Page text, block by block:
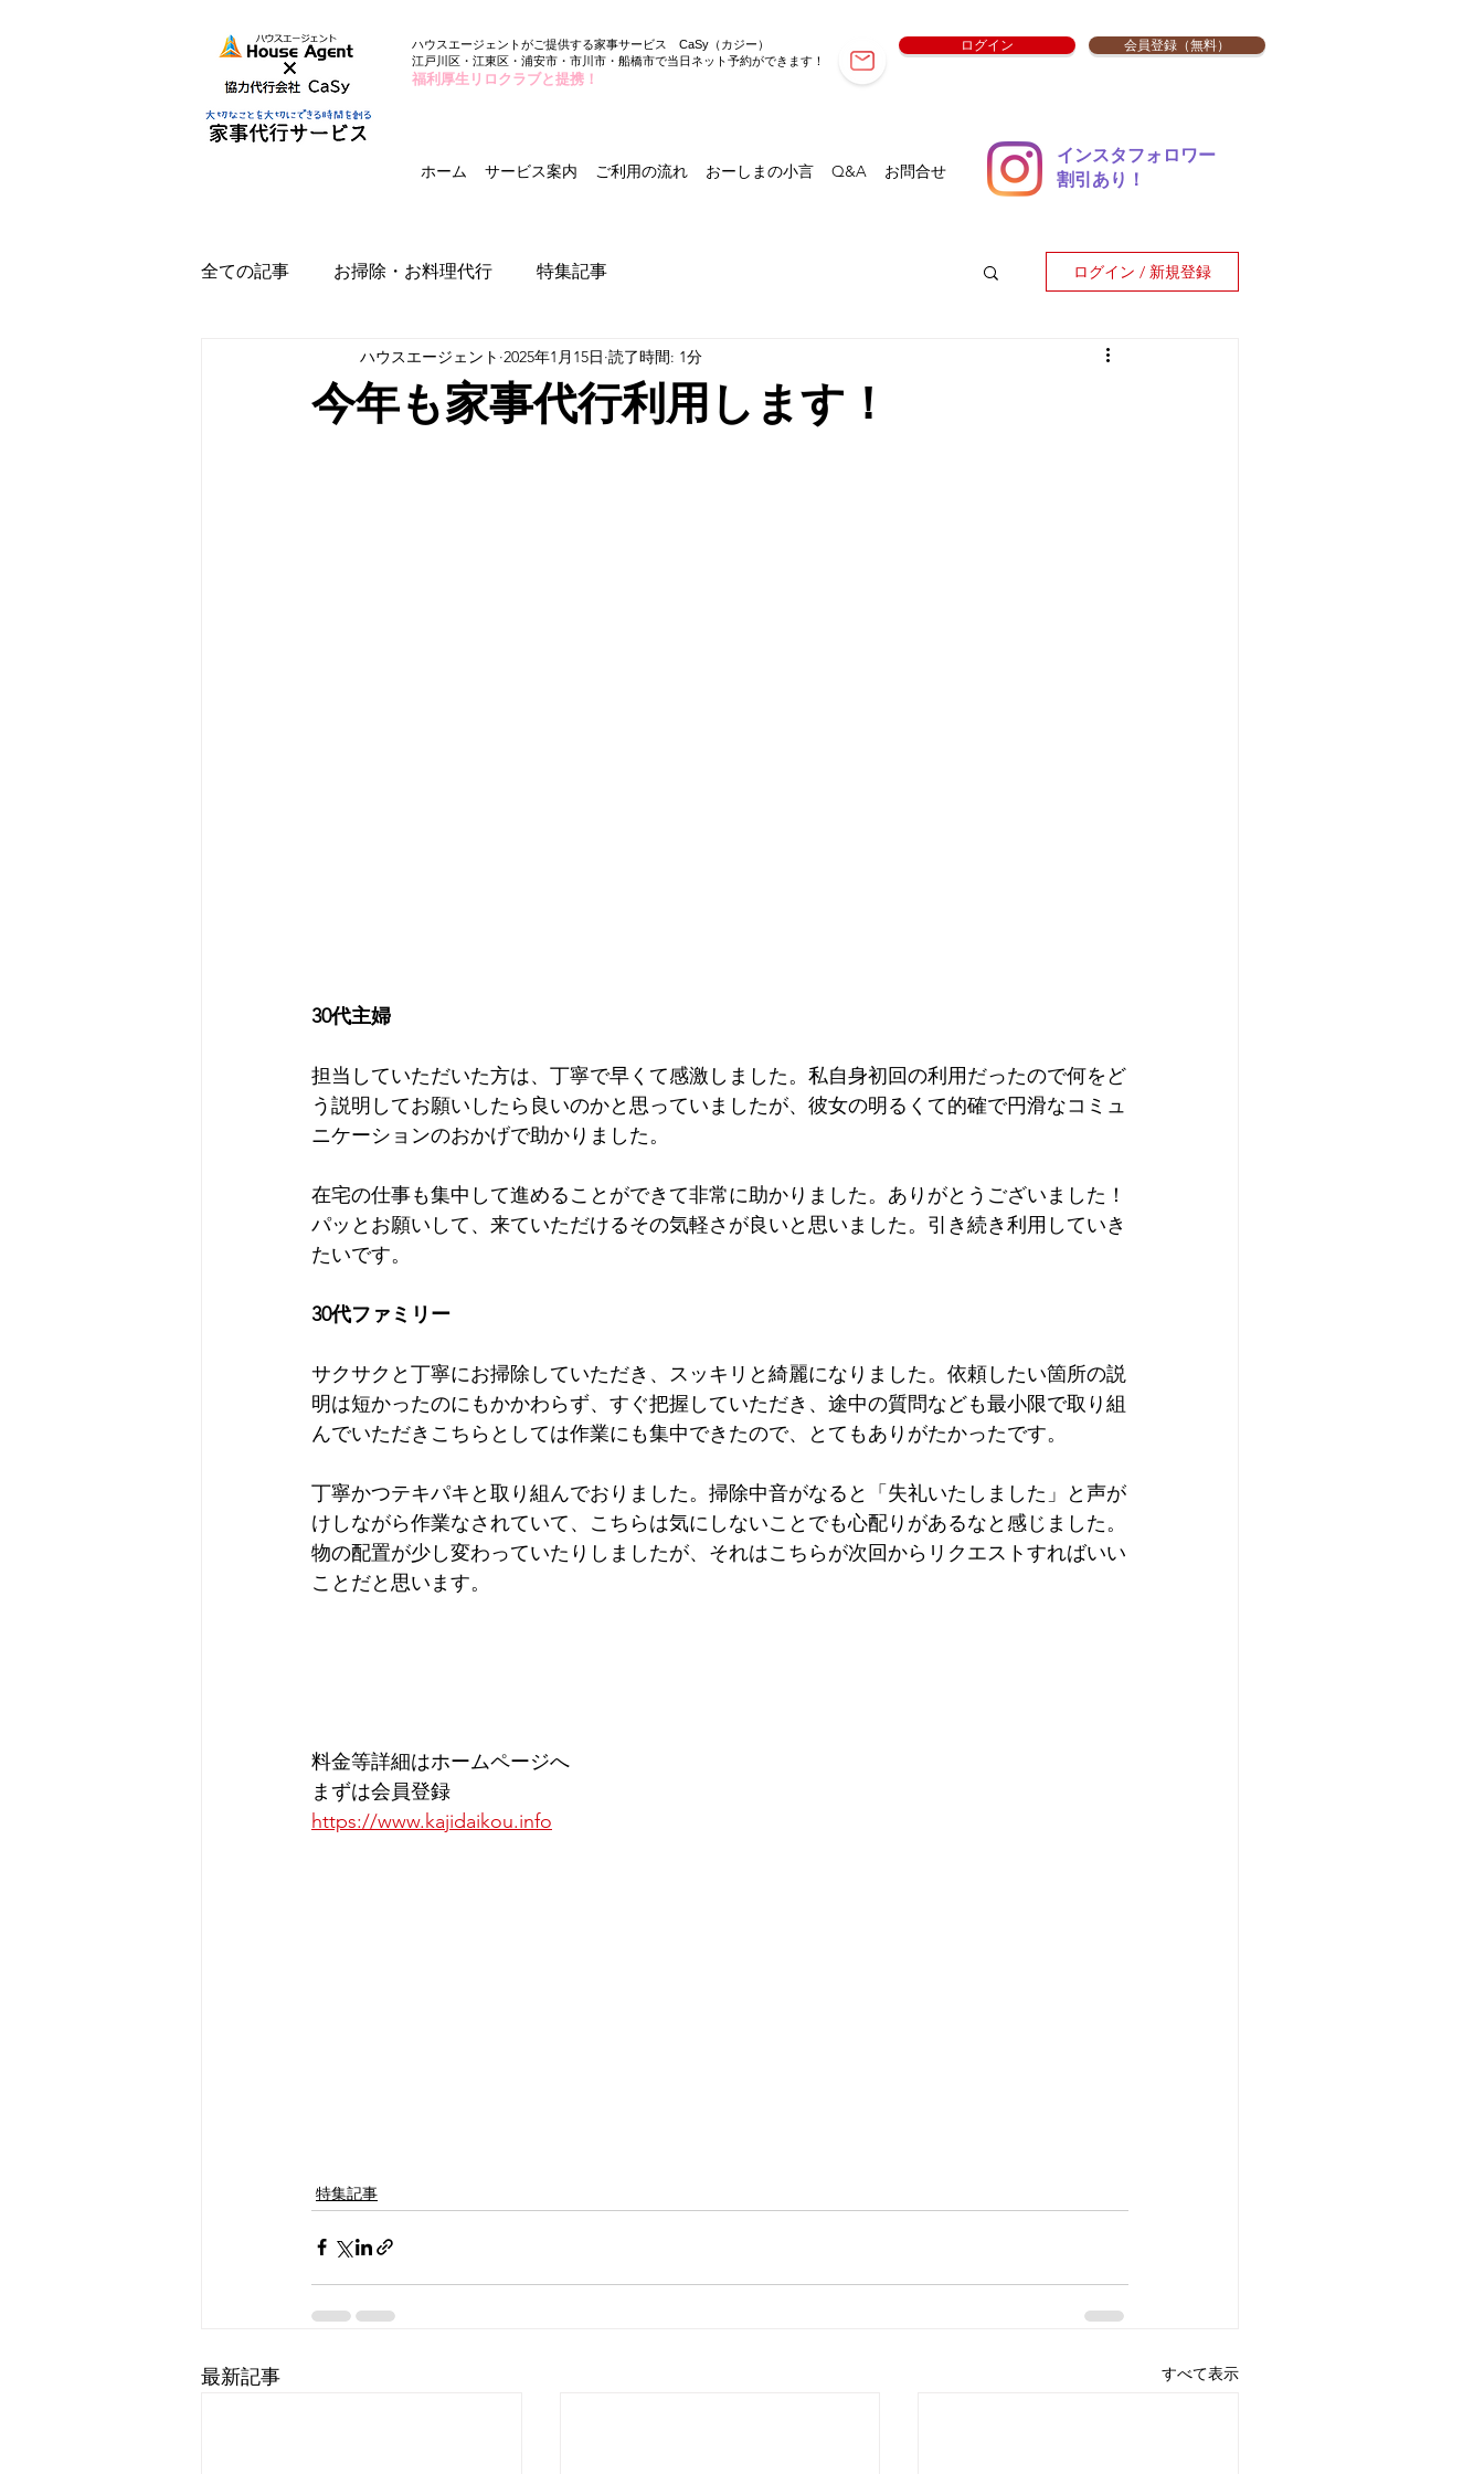
ハウスエージェントがご提供する家事サービス CaSy （カジー）
江戸川区・江東区・浦安市・市川市・船橋市で当日ネット予約ができます！
福利厚生リロクラブと提携！
ログイン 会員登録（無料）
ホーム サービス案内 ご利用の流れ おーしまの小言 Q&A お問合せ
インスタフォロワー
​割引あり！
全ての記事 お掃除・お料理代行 特集記事 ログイン / 新規登録
今年も家事代行利用します！
ハウスエージェント 2025年1月15日 読了時間: 1分
30代主婦
担当していただいた方は、丁寧で早くて感激しました。私自身初回の利用だったので何をど
う説明してお願いしたら良いのかと思っていましたが、彼女の明るくて的確で円滑なコミュ
ニケーションのおかげで助かりました。
在宅の仕事も集中して進めることができて非常に助かりました。ありがとうございました！
パッとお願いして、来ていただけるその気軽さが良いと思いました。引き続き利用していき
たいです。
30代ファミリー
サクサクと丁寧にお掃除していただき、スッキリと綺麗になりました。依頼したい箇所の説
明は短かったのにもかかわらず、すぐ把握していただき、途中の質問なども最小限で取り組
んでいただきこちらとしては作業にも集中できたので、とてもありがたかったです。
丁寧かつテキパキと取り組んでおりました。掃除中音がなると「失礼いたしました」と声が
けしながら作業なされていて、こちらは気にしないことでも心配りがあるなと感じました。
物の配置が少し変わっていたりしましたが、それはこちらが次回からリクエストすればいい
ことだと思います。
料金等詳細はホームページへ
まずは会員登録
https://www.kajidaikou.info
特集記事
最新記事 すべて表示